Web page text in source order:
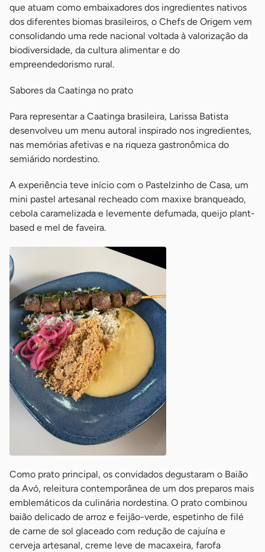
que atuam como embaixadores dos ingredientes nativos
dos diferentes biomas brasileiros, o Chefs de Origem vem
consolidando uma rede nacional voltada à valorização da
biodiversidade, da cultura alimentar e do
empreendedorismo rural.
Sabores da Caatinga no prato
Para representar a Caatinga brasileira, Larissa Batista
desenvolveu um menu autoral inspirado nos ingredientes,
nas memórias afetivas e na riqueza gastronômica do
semiárido nordestino.
A experiência teve início com o Pastelzinho de Casa, um
mini pastel artesanal recheado com maxixe branqueado,
cebola caramelizada e levemente defumada, queijo plant-
based e mel de faveira.
Como prato principal, os convidados degustaram o Baião
da Avó, releitura contemporânea de um dos preparos mais
emblemáticos da culinária nordestina. O prato combinou
baião delicado de arroz e feijão-verde, espetinho de filé
de carne de sol glaceado com redução de cajuína e
cerveja artesanal, creme leve de macaxeira, farofa